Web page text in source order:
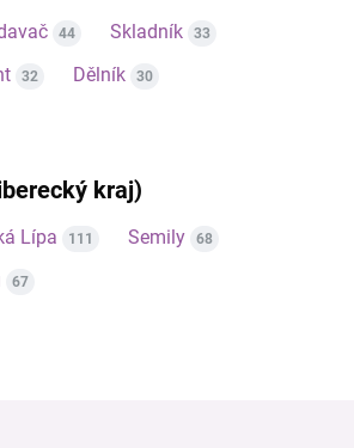
44 Skladník 33
32 Dělník 30
kraj)
Lípa 111 Semily 68
67